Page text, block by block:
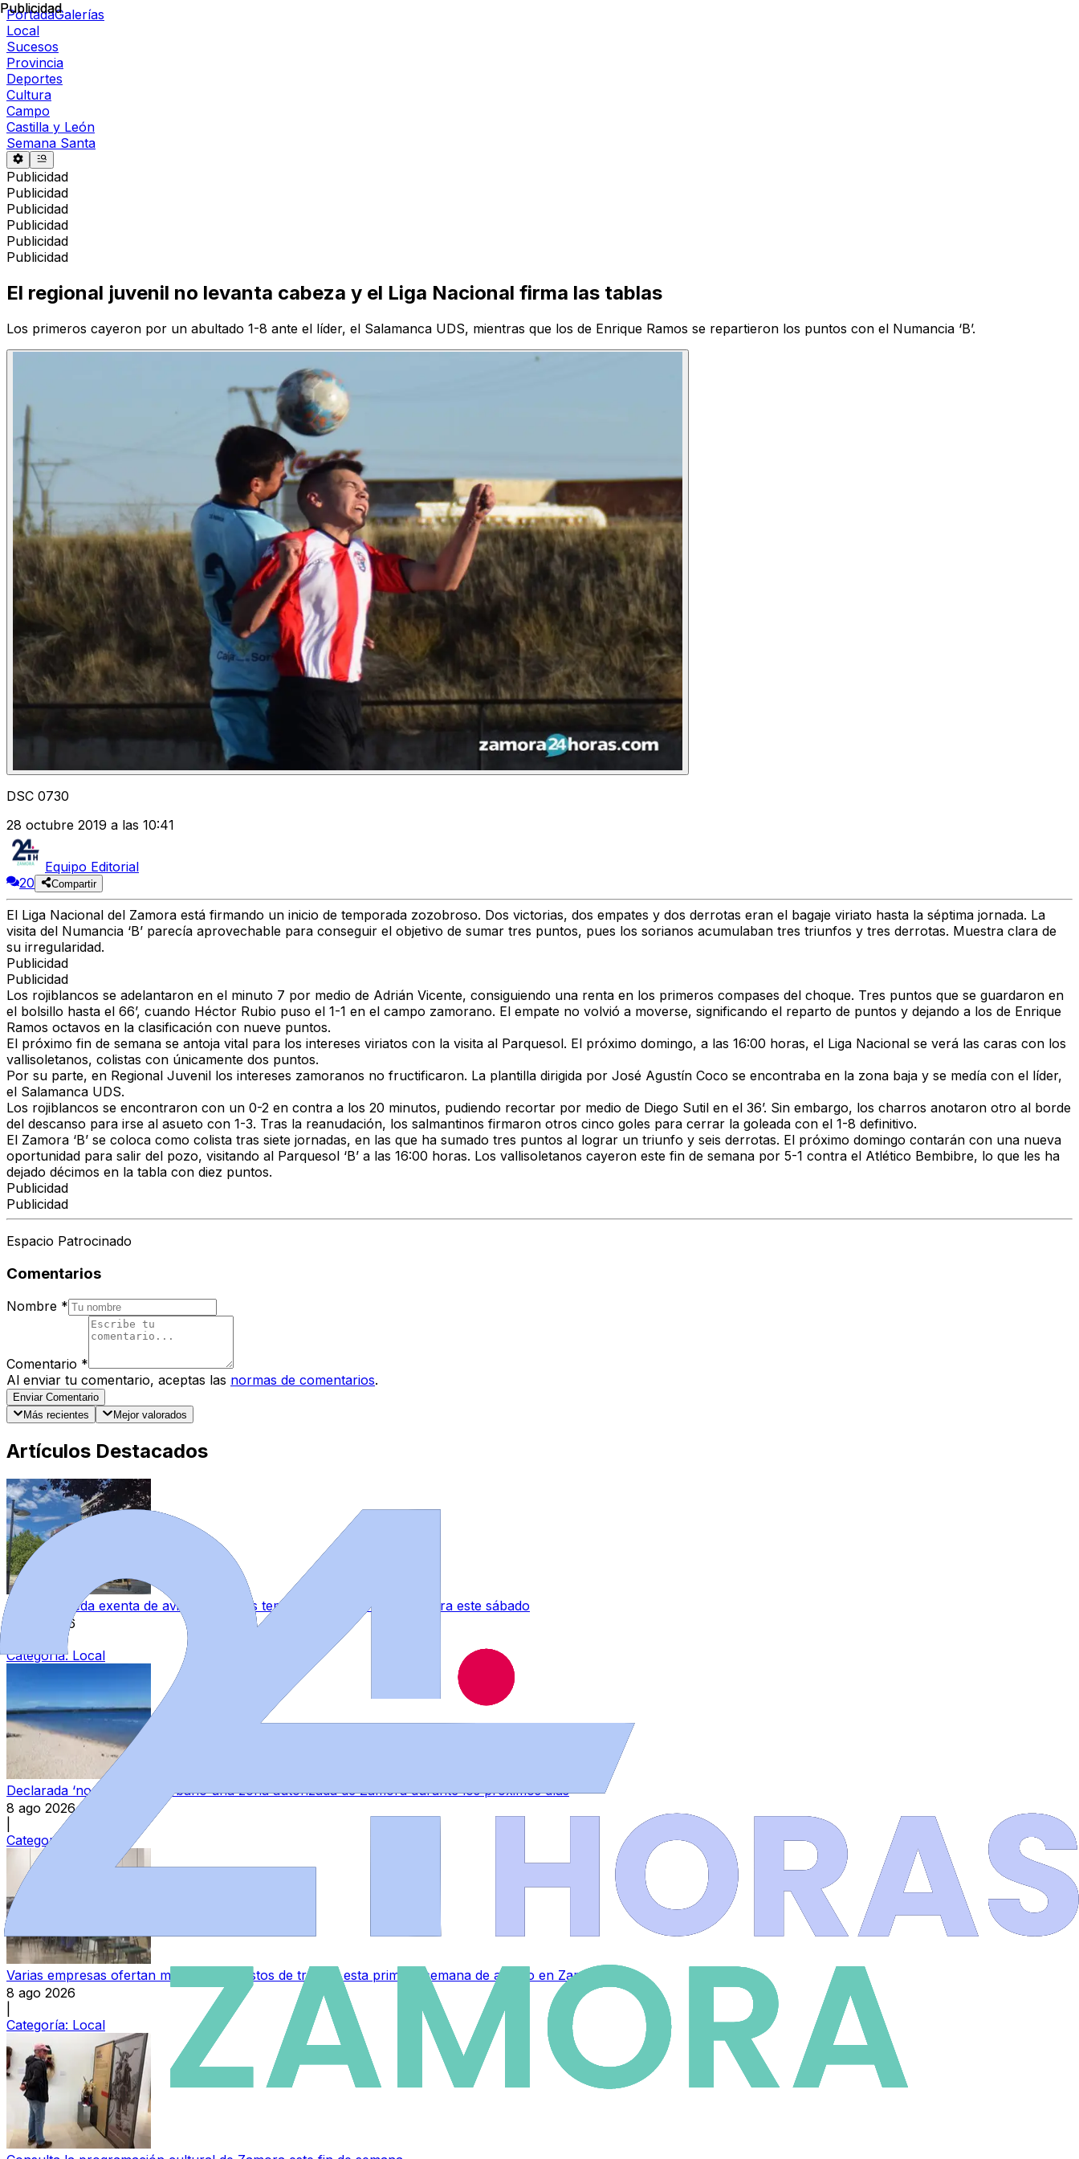
PortadaGalerías
Local
Sucesos
Provincia
Deportes
Cultura
Campo
Castilla y León
Semana Santa
Publicidad
Publicidad
Publicidad
Publicidad
Publicidad
Publicidad
Publicidad
El regional juvenil no levanta cabeza y el Liga Nacional firma las tablas
Los primeros cayeron por un abultado 1-8 ante el líder, el Salamanca UDS, mientras que los de Enrique Ramos se repartieron los puntos con el Numancia ‘B’.
DSC 0730
28 octubre 2019 a las 10:41
Equipo Editorial
20
Compartir
El Liga Nacional del Zamora está firmando un inicio de temporada zozobroso. Dos victorias, dos empates y dos derrotas eran el bagaje viriato hasta la séptima jornada. La
visita del Numancia ‘B’ parecía aprovechable para conseguir el objetivo de sumar tres puntos, pues los sorianos acumulaban tres triunfos y tres derrotas. Muestra clara de
su irregularidad.
Publicidad
Publicidad
Los rojiblancos se adelantaron en el minuto 7 por medio de Adrián Vicente, consiguiendo una renta en los primeros compases del choque. Tres puntos que se guardaron en
el bolsillo hasta el 66’, cuando Héctor Rubio puso el 1-1 en el campo zamorano. El empate no volvió a moverse, significando el reparto de puntos y dejando a los de Enrique
Ramos octavos en la clasificación con nueve puntos.
El próximo fin de semana se antoja vital para los intereses viriatos con la visita al Parquesol. El próximo domingo, a las 16:00 horas, el Liga Nacional se verá las caras con los
vallisoletanos, colistas con únicamente dos puntos.
Por su parte, en Regional Juvenil los intereses zamoranos no fructificaron. La plantilla dirigida por José Agustín Coco se encontraba en la zona baja y se medía con el líder,
el Salamanca UDS.
Los rojiblancos se encontraron con un 0-2 en contra a los 20 minutos, pudiendo recortar por medio de Diego Sutil en el 36’. Sin embargo, los charros anotaron otro al borde
del descanso para irse al asueto con 1-3. Tras la reanudación, los salmantinos firmaron otros cinco goles para cerrar la goleada con el 1-8 definitivo.
El Zamora ‘B’ se coloca como colista tras siete jornadas, en las que ha sumado tres puntos al lograr un triunfo y seis derrotas. El próximo domingo contarán con una nueva
oportunidad para salir del pozo, visitando al Parquesol ‘B’ a las 16:00 horas. Los vallisoletanos cayeron este fin de semana por 5-1 contra el Atlético Bembibre, lo que les ha
dejado décimos en la tabla con diez puntos.
Publicidad
Publicidad
Espacio Patrocinado
Comentarios
Nombre *
Comentario *
Al enviar tu comentario, aceptas las normas de comentarios.
Enviar Comentario
Más recientes
Mejor valorados
Artículos Destacados
Zamora queda exenta de avisos por altas temperaturas y tormentas para este sábado
8 ago 2026
Categoría: Local
Declarada ‘no apta’ para el baño una zona autorizada de Zamora durante los próximos días
8 ago 2026
Categoría:
Varias empresas ofertan más de 30 puestos de trabajo esta primera semana de agosto en Zamora
8 ago 2026
Categoría: Local
Publicidad